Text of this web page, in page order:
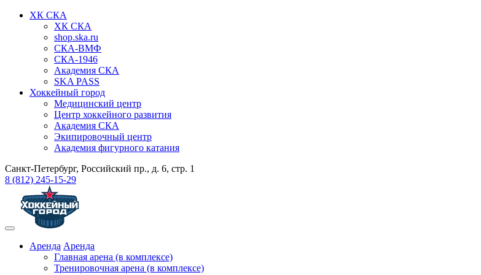
ХК СКА
ХК СКА
shop.ska.ru
СКА-ВМФ
СКА-1946
Академия СКА
SKA PASS
Хоккейный город
Медицинский центр
Центр хоккейного развития
Академия СКА
Экипировочный центр
Академия фигурного катания
Санкт-Петербург, Российский пр., д. 6, стр. 1
8 (812) 245-15-29
Аренда Аренда
Главная арена (в комплексе)
Тренировочная арена (в комплексе)